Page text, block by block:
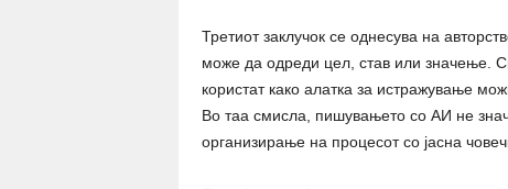
Третиот заклучок се однесува на
може да одреди цел, став или значење.
користат како алатка за истражување
Во таа смисла, пишувањето со АИ не
организирање на процесот со јасна